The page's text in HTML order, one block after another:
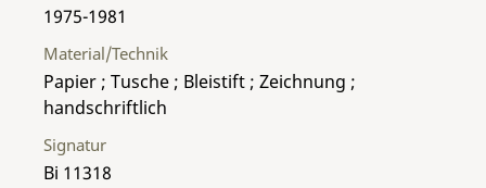
Material/Technik
Papier ; Tusche ; Bleistift ; Zeichnung ;
handschriftlich
1975-1981
Signatur
Bi 11318